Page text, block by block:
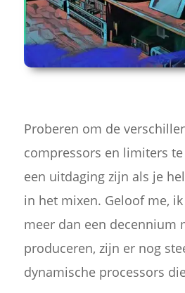
Proberen om de
compressors en limiters
een uitdaging zijn als je
in het mixen. Geloof me,
meer dan een decennium
produceren, zijn er nog
dynamische processors